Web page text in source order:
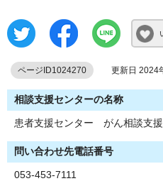
ページID1024270 更新日 2024
相談支援センターの名称
患者支援センター がん相談支
問い合わせ先電話番号
053-453-7111